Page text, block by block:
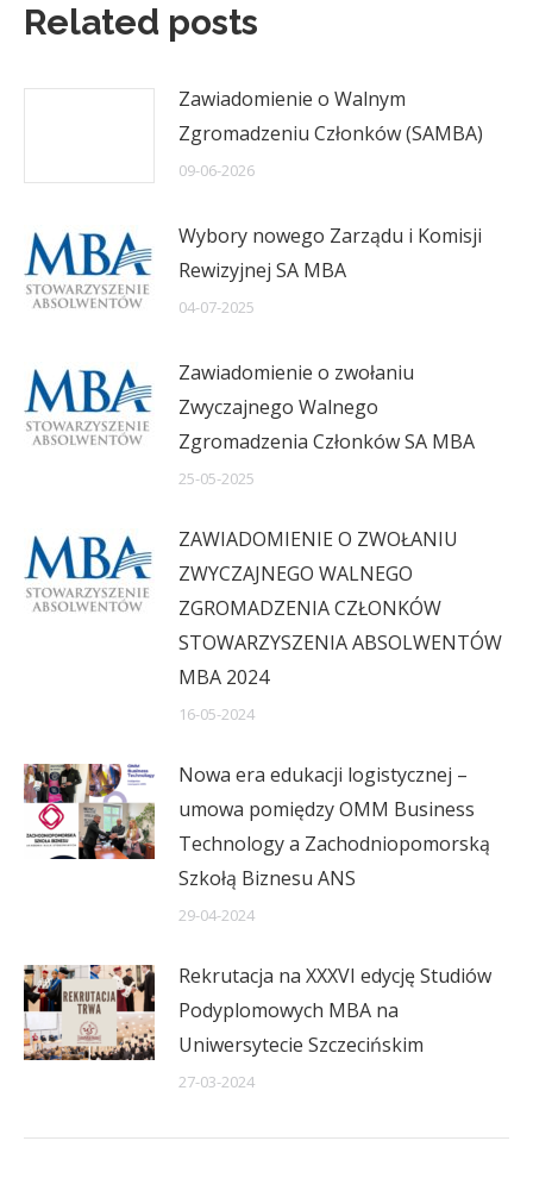
Related posts
Zawiadomienie o Walnym
Zgromadzeniu Członków (SAMBA)
09-06-2026
Wybory nowego Zarządu i Komisji
Rewizyjnej SA MBA
04-07-2025
Zawiadomienie o zwołaniu
Zwyczajnego Walnego
Zgromadzenia Członków SA MBA
25-05-2025
ZAWIADOMIENIE O ZWOŁANIU
ZWYCZAJNEGO WALNEGO
ZGROMADZENIA CZŁONKÓW
STOWARZYSZENIA ABSOLWENTÓW
MBA 2024
16-05-2024
Nowa era edukacji logistycznej –
umowa pomiędzy OMM Business
Technology a Zachodniopomorską
Szkołą Biznesu ANS
29-04-2024
Rekrutacja na XXXVI edycję Studiów
Podyplomowych MBA na
Uniwersytecie Szczecińskim
27-03-2024